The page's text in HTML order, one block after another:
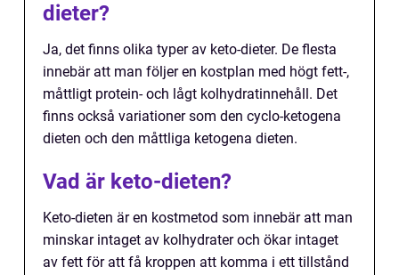
dieter?
Ja, det finns olika typer av keto-dieter. De flesta
innebär att man följer en kostplan med högt fett-,
måttligt protein- och lågt kolhydratinnehåll. Det
finns också variationer som den cyclo-ketogena
dieten och den måttliga ketogena dieten.
Vad är keto-dieten?
Keto-dieten är en kostmetod som innebär att man
minskar intaget av kolhydrater och ökar intaget
av fett för att få kroppen att komma i ett tillstånd